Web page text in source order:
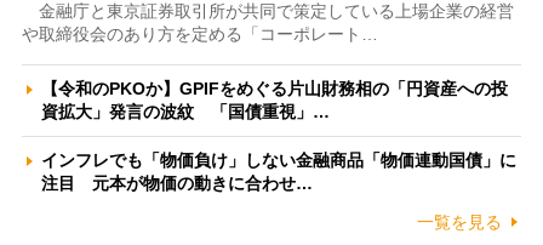
金融庁と東京証券取引所が共同で策定している上場企業の経営
や取締役会のあり方を定める「コーポレート…
【令和のPKOか】GPIFをめぐる片山財務相の「円資産への投
資拡大」発言の波紋 「国債重視」…
インフレでも「物価負け」しない金融商品「物価連動国債」に
注目 元本が物価の動きに合わせ…
一覧を見る